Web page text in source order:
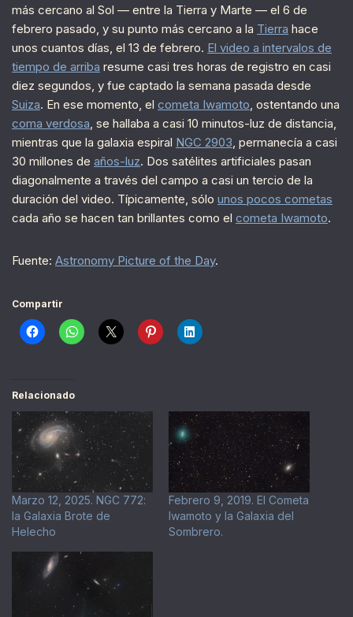
más cercano al Sol — entre la Tierra y Marte — el 6 de
febrero pasado, y su punto más cercano a la Tierra hace
unos cuantos días, el 13 de febrero. El video a intervalos de
tiempo de arriba resume casi tres horas de registro en casi
diez segundos, y fue captado la semana pasada desde
Suiza. En ese momento, el cometa Iwamoto, ostentando una
coma verdosa, se hallaba a casi 10 minutos-luz de distancia,
mientras que la galaxia espiral NGC 2903, permanecía a casi
30 millones de años-luz. Dos satélites artificiales pasan
diagonalmente a través del campo a casi un tercio de la
duración del video. Típicamente, sólo unos pocos cometas
cada año se hacen tan brillantes como el cometa Iwamoto.
Fuente: Astronomy Picture of the Day.
Compartir
Relacionado
Marzo 12, 2025. NGC 772:
la Galaxia Brote de
Helecho
Febrero 9, 2019. El Cometa
Iwamoto y la Galaxia del
Sombrero.